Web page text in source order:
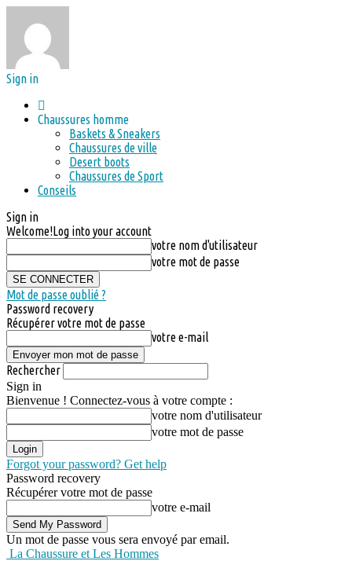
Sign in
Chaussures homme
Baskets & Sneakers
Chaussures de ville
Desert boots
Chaussures de Sport
Conseils
Sign in
Welcome!Log into your account
votre nom d'utilisateur
votre mot de passe
Mot de passe oublié ?
Password recovery
Récupérer votre mot de passe
votre e-mail
Rechercher
Sign in
Bienvenue ! Connectez-vous à votre compte :
votre nom d'utilisateur
votre mot de passe
Forgot your password? Get help
Password recovery
Récupérer votre mot de passe
votre e-mail
Un mot de passe vous sera envoyé par email.
La Chaussure et Les Hommes